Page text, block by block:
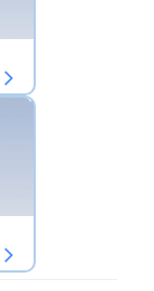
arrow_forward_ios
arrow_forward_ios